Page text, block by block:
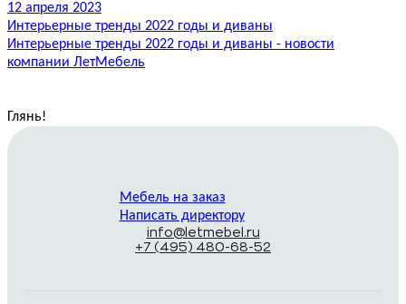
12 апреля 2023
Интерьерные тренды 2022 годы и диваны
Интерьерные тренды 2022 годы и диваны - новости
компании ЛетМебель
Глянь!
Мебель на заказ
Написать директору
info@letmebel.ru
+7 (495) 480-68-52